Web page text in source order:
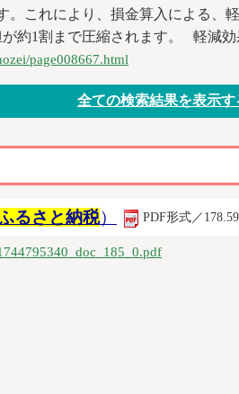
。これにより、損金算入による、
約1割まで圧縮されます。 軽減
page008667.html
るさと納税） PDF形式／